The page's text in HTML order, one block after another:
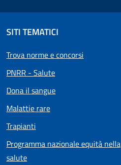
SITI TEMATICI
Trova norme e concorsi
PNRR - Salute
Dona il sangue
Malattie rare
Trapianti
Programma nazionale equità nella
salute